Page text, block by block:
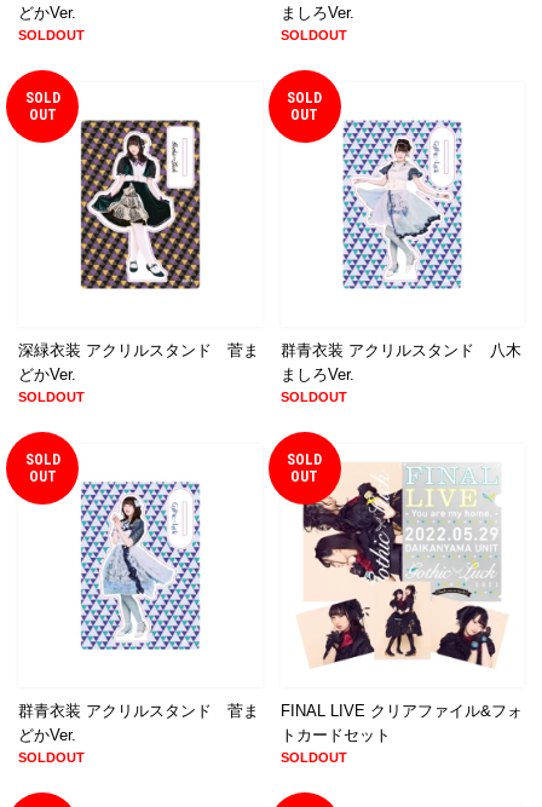
どかVer.
SOLDOUT
ましろVer.
SOLDOUT
SOLD
OUT
深緑衣装 アクリルスタンド 菅ま
どかVer.
SOLDOUT
SOLD
OUT
群青衣装 アクリルスタンド 八木
ましろVer.
SOLDOUT
SOLD
OUT
群青衣装 アクリルスタンド 菅ま
どかVer.
SOLDOUT
SOLD
OUT
FINAL LIVE クリアファイル&フォ
トカードセット
SOLDOUT